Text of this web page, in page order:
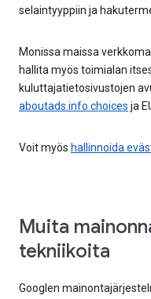
selaintyyppiin ja
Monissa maissa
hallita myös toimialan
kuluttajatietosivustojen
aboutads.info choices ja
Voit myös hallinnoida
Muita
tekniikoita
Googlen